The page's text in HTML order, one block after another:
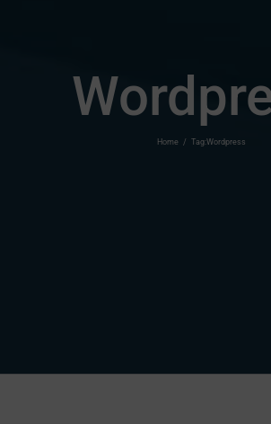
Home / Tag:Wordpress